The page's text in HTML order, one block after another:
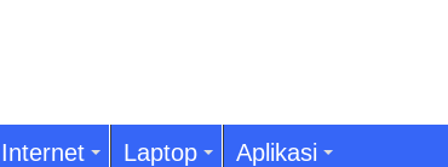
Internet Laptop Aplikasi